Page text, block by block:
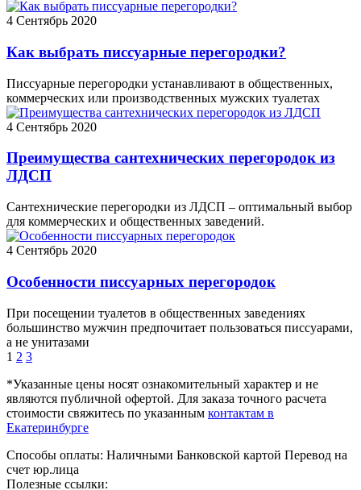
4 Сентябрь 2020
Как выбрать писсуарные перегородки?
Писсуарные перегородки устанавливают в общественных,
коммерческих или производственных мужских туалетах
4 Сентябрь 2020
Преимущества сантехнических перегородок из
ЛДСП
Сантехнические перегородки из ЛДСП – оптимальный выбор
для коммерческих и общественных заведений.
4 Сентябрь 2020
Особенности писсуарных перегородок
При посещении туалетов в общественных заведениях
большинство мужчин предпочитает пользоваться писсуарами,
а не унитазами
1 2 3
*Указанные цены носят ознакомительный характер и не
являются публичной офертой. Для заказа точного расчета
стоимости свяжитесь по указанным контактам в
Екатеринбурге
Способы оплаты: Наличными Банковской картой Перевод на
счет юр.лица
Полезные ссылки: